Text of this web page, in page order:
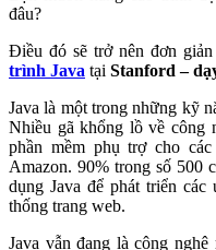
đâu?
Điều đó sẽ trở nên đơn
trình Java tại Stanford –
Java là một trong những kỹ
Nhiều gã khổng lồ về công
phần mềm phụ trợ cho
Amazon. 90% trong số 500
dụng Java để phát triển
thống trang web.
Java vẫn đang là công